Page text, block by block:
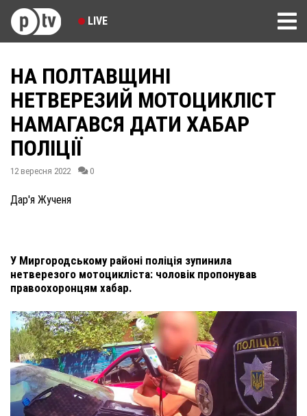
LIVE
НА ПОЛТАВЩИНІ
НЕТВЕРЕЗИЙ МОТОЦИКЛІСТ
НАМАГАВСЯ ДАТИ ХАБАР
ПОЛІЦІЇ
12 вересня 2022 0
Дар'я Жученя
У Миргородському районі поліція зупинила
нетверезого мотоцикліста: чоловік пропонував
правоохоронцям хабар.